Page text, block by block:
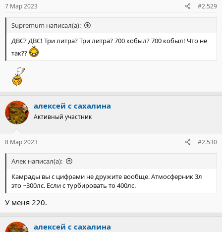
7 Мар 2023 #2.529
Supremum написал(а):
ДВС? ДВС! Три литра? Три литра? 700 кобыл? 700 кобыл! Что не
так??
алексей с сахалина
Активный участник
8 Мар 2023 #2.530
Алек написал(а):
Камрады вы с цифрами не дружите вообще. Атмосферник 3л
это ~300лс. Если с турбировать то 400лс.
У меня 220.
алексей с сахалина